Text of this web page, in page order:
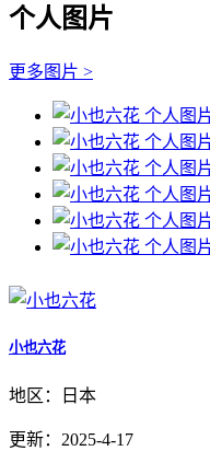
个人图片
更多图片 >
小也六花
地区：日本
更新：2025-4-17